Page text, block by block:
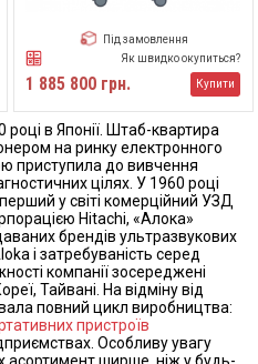
Під замовлення
Як швидко окупиться?
1 885 800 грн. Купити
в Японії. Штаб-квартира
на ринку електронного
приступила до вивчення
цілях. У 1960 році
у світі комерційний УЗД
Hitachi, «Алока»
брендів ультразвукових
і затребуваність серед
компанії зосереджені
Тайвані. На відміну від
повний цикл виробництва:
пристроїв
Особливу увагу
асортимент ширше, ніж у будь-